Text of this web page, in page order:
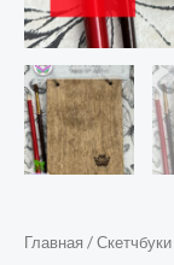
Главная /Скетчбуки